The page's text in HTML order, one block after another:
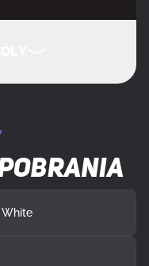
1600 RPM
White